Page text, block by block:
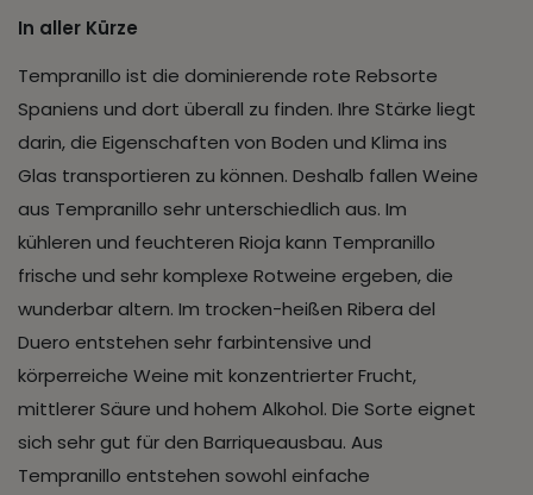
In aller Kürze
Tempranillo ist die dominierende rote Rebsorte
Spaniens und dort überall zu finden. Ihre Stärke liegt
darin, die Eigenschaften von Boden und Klima ins
Glas transportieren zu können. Deshalb fallen Weine
aus Tempranillo sehr unterschiedlich aus. Im
kühleren und feuchteren Rioja kann Tempranillo
frische und sehr komplexe Rotweine ergeben, die
wunderbar altern. Im trocken-heißen Ribera del
Duero entstehen sehr farbintensive und
körperreiche Weine mit konzentrierter Frucht,
mittlerer Säure und hohem Alkohol. Die Sorte eignet
sich sehr gut für den Barriqueausbau. Aus
Tempranillo entstehen sowohl einfache